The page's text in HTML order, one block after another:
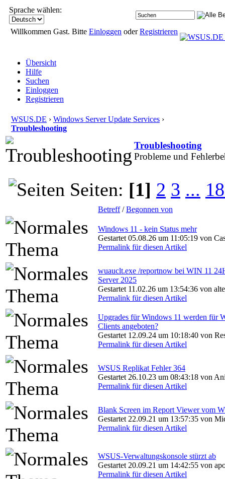
Sprache wählen:
Willkommen Gast. Bitte Einloggen oderRegistrieren
Übersicht
Hilfe
Suchen
Einloggen
Registrieren
WSUS.DE › Windows Server Update Services ›
Troubleshooting
Troubleshooting
Probleme und
Seiten: [1] 2 3 ...
Betreff/Begonnen von
Windows 11 - kein Status mehr
Gestartet 05.08.26 um 11:05:19 von
Permalink für diesen Artikel
wuauclt.exe /reportnow bei WIN 11
Server 2025
Gestartet 11.02.26 um 13:54:36 von
Permalink für diesen Artikel
Upgrades für Windows 11 werden für
Clients angeboten?
Gestartet 12.09.24 um 10:18:40 von
Permalink für diesen Artikel
WSUS Replikat Fehler 364
Gestartet 26.10.23 um 08:43:18 von
Permalink für diesen Artikel
Blank Screen im Report Viewer vom
Gestartet 22.09.21 um 13:57:35 von
Permalink für diesen Artikel
WSUS-Verwaltungskonsole stürzt ab
Gestartet 20.09.21 um 14:42:55 von
Permalink für diesen Artikel